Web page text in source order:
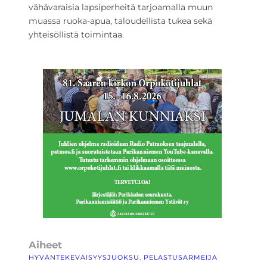
vähävaraisia lapsiperheitä tarjoamalla muun
muassa ruoka-apua, taloudellista tukea sekä
yhteisöllistä toimintaa.
Aiheet
HYVÄNTEKEVÄISYYSJUOKSU, PELASTUSARMEIJA